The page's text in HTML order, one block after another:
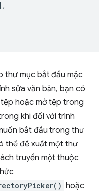
],
thư mục bắt đầu mặc
sửa văn bản, bạn có
hoặc mở tệp trong
khi đối với trình
bắt đầu trong thư
thể đề xuất một thư
truyền một thuộc
hoặc